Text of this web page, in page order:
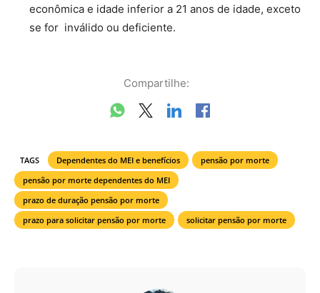
econômica e idade inferior a 21 anos de idade, exceto
se for inválido ou deficiente.
Compartilhe:
TAGS Dependentes do MEI e benefícios
pensão por morte
pensão por morte dependentes do MEI
prazo de duração pensão por morte
prazo para solicitar pensão por morte
solicitar pensão por morte